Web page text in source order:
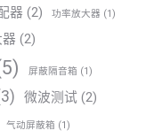
器 (2) 功率放大器 (1)
(2)
屏蔽隔音箱 (1)
微波测试 (2)
气动屏蔽箱 (1)